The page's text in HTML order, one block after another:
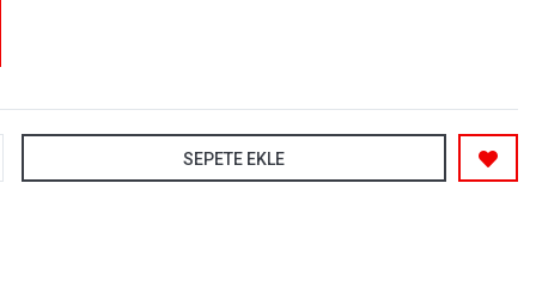
SEPETE EKLE